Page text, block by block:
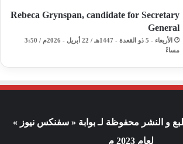
Rebeca Grynspan, candidate for Secretary
General
الأربعاء - 5 ذو القعدة - 1447هـ / 22 أبريل - 2026م / 3:50
مساءً
و النشر محفوظة لـ بوابة « سفنكس نيوز »
لعام 2023 م